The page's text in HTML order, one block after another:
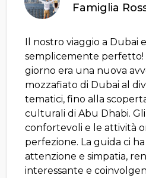
Famiglia
Il nostro viaggio a Dubai
semplicemente perfetto!
giorno era una nuova
mozzafiato di Dubai al
tematici, fino alla
culturali di Abu Dhabi.
confortevoli e le attività
perfezione. La guida ci
attenzione e simpatia,
interessante e